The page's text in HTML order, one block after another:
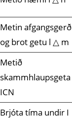
Metin afgangsgerð
og brot getu l △ m
Metið
skammhlaupsgeta
ICN
Brjóta tíma undir I